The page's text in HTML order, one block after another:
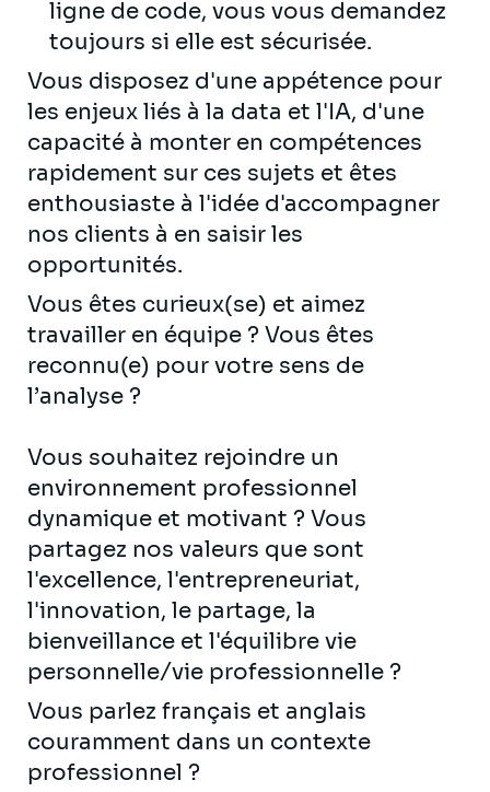
ligne de code, vous vous demandez
toujours si elle est sécurisée.
Vous disposez d'une appétence pour
les enjeux liés à la data et l'IA, d'une
capacité à monter en compétences
rapidement sur ces sujets et êtes
enthousiaste à l'idée d'accompagner
nos clients à en saisir les
opportunités.
Vous êtes curieux(se) et aimez
travailler en équipe ? Vous êtes
reconnu(e) pour votre sens de
l’analyse ?
Vous souhaitez rejoindre un
environnement professionnel
dynamique et motivant ? Vous
partagez nos valeurs que sont
l'excellence, l'entrepreneuriat,
l'innovation, le partage, la
bienveillance et l'équilibre vie
personnelle/vie professionnelle ?
Vous parlez français et anglais
couramment dans un contexte
professionnel ?